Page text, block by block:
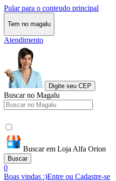
Pular para o conteudo principal
Tem no magalu
Atendimento
Digite seu CEP
Buscar no Magalu
Buscar em Loja Alfa Orion
Buscar
0
Boas vindas :)Entre ou Cadastre-se